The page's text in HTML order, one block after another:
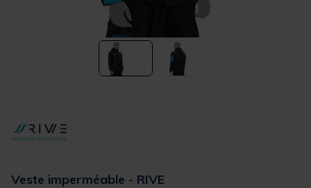
Veste imperméable - RIVE